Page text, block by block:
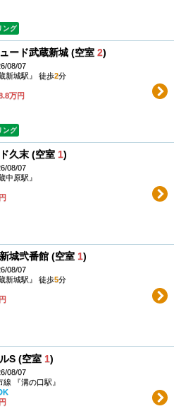
ング
ード武蔵新城 (空室 2)
08/07
新城駅』 徒歩2分
万円
ング
久末 (空室 1)
08/07
中原駅』
城弐番館 (空室 1)
08/07
新城駅』 徒歩5分
S (空室 1)
08/07
『溝の口駅』